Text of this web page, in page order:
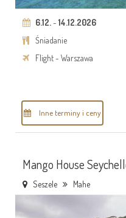
6.12.-14.12.2026
Śniadanie
Flight - Warszawa
Inne terminy i ceny
Mango House
Seszele Mahe